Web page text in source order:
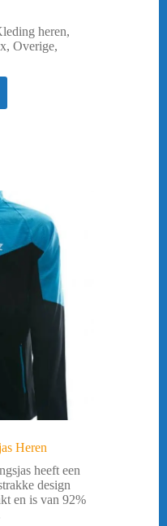
heren,
, Overige,
Heren
heeft een
design
en is van 92%